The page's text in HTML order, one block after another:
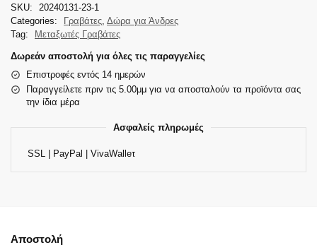
SKU:
20240131-23-1
Categories:
Γραβάτες Δώρα για Άνδρες
Tag:
Μεταξωτές Γραβάτες
Δωρεάν αποστολή για όλες τις παραγγελίες
Επιστροφές εντός 14 ημερών
Παραγγείλετε πριν τις 5.00μμ για να αποσταλούν τα προϊόντα σας
την ίδια μέρα
Ασφαλείς πληρωμές
SSL | PayPal | VivaWalleτ
Αποστολή